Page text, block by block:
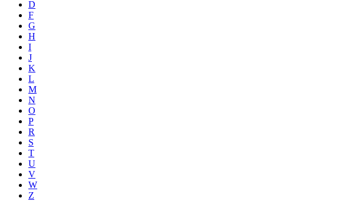
D
F
G
H
I
J
K
L
M
N
O
P
R
S
T
U
V
W
Z